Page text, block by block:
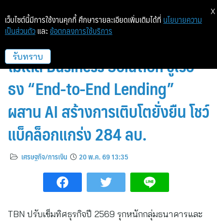
TBN กางยุทธศาสตร์ปี 69 รุก
โมเดล Business Solution ชูเรือ
ธง “End-to-End Lending”
ผสาน AI สร้างการเติบโตยั่งยืน โชว์
แบ็คล็อกแกร่ง 284 ลบ.
เศรษฐกิจ/การเงิน 20 พ.ค. 69 13:35
TBN ปรับเข็มทิศธุรกิจปี 2569 รุกหนักกลุ่มธนาคารและ
เว็บไซต์นี้มีการใช้งานคุกกี้ ศึกษารายละเอียดเพิ่มเติมได้ที่ นโยบายความ
เป็นส่วนตัว และ ข้อตกลงการใช้บริการ
รับทราบ
X